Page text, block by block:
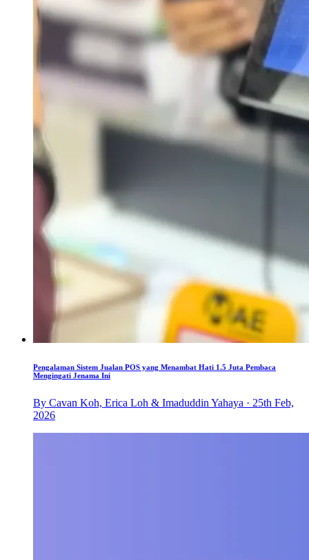
Pengalaman Sistem Jualan POS yang Menambat Hati 1.5 Juta Pembaca
Mengingati Jenama Ini
By Cavan Koh, Erica Loh & Imaduddin Yahaya · 25th Feb,
2026